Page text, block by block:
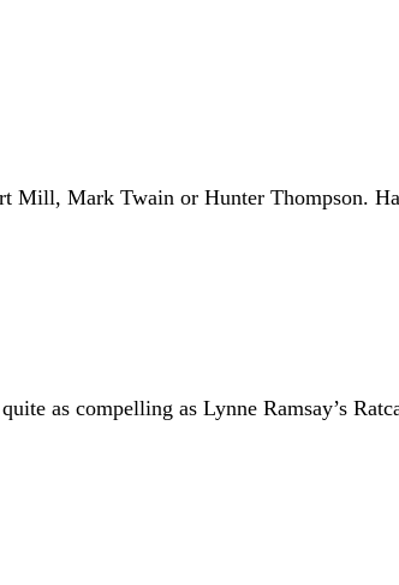
Mill, Mark Twain or Hunter Thompson.
as compelling as Lynne Ramsay’s